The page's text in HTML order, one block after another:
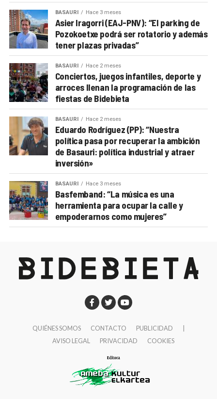
BASAURI Hace 3 meses
Asier Iragorri (EAJ-PNV): “El parking de
Pozokoetxe podrá ser rotatorio y además
tener plazas privadas”
BASAURI Hace 2 meses
Conciertos, juegos infantiles, deporte y
arroces llenan la programación de las
fiestas de Bidebieta
BASAURI Hace 2 meses
Eduardo Rodríguez (PP): “Nuestra
política pasa por recuperar la ambición
de Basauri: política industrial y atraer
inversión»
BASAURI Hace 3 meses
Basfemband: “La música es una
herramienta para ocupar la calle y
empoderarnos como mujeres”
QUIÉNES SOMOS CONTACTO PUBLICIDAD
AVISO LEGAL
PRIVACIDAD COOKIES